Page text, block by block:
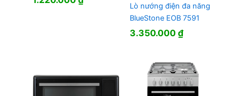
Lò nướng điện đa năng
BlueStone EOB 7591
3.350.000₫